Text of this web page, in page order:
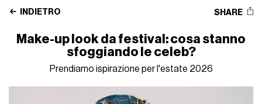
INDIETRO SHARE
Make-up look da festival: cosa stanno
sfoggiando le celeb?
Prendiamo ispirazione per l'estate 2026